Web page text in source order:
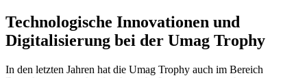
Technologische Innovationen und
Digitalisierung bei der Umag Trophy
In den letzten Jahren hat die Umag Trophy auch im Bereich